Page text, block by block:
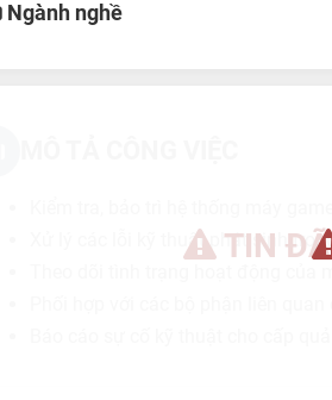
Ngành nghề
TIN
Xử lý các lỗi kỹ thuật phát sinh